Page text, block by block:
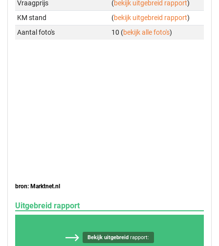
Vraagprijs (bekijk uitgebreid rapport)
KM stand
(bekijk uitgebreid rapport)
Aantal foto's
10 (bekijk alle foto's)
bron: Marktnet.nl
Uitgebreid rapport
Bekijk uitgebreidrapport: